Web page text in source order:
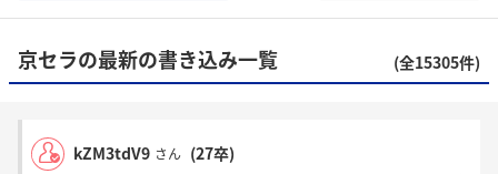
京セラの最新の書き込み一覧 (全15305件)
kZM3tdV9 さん (27卒)